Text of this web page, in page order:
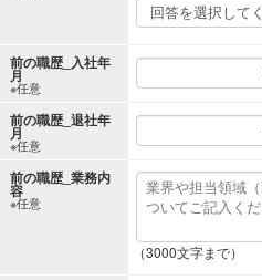
前の職歴_入社年
月
※任意
前の職歴_退社年
月
※任意
前の職歴_業務内
容
※任意
（3000文字まで）